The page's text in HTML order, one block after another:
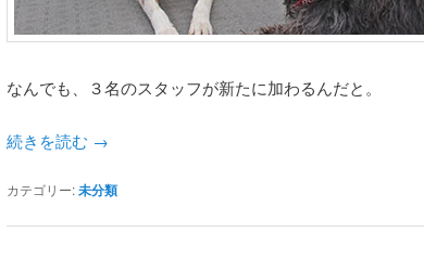
なんでも、３名のスタッフが新たに加わるんだと。
続きを読む →
カテゴリー:未分類